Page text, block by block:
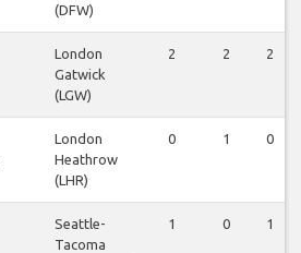
(DFW)
London
Gatwick
(LGW)
2 2 2
London
Heathrow
(LHR)
0 1 0
Seattle-
Tacoma
1 0 1